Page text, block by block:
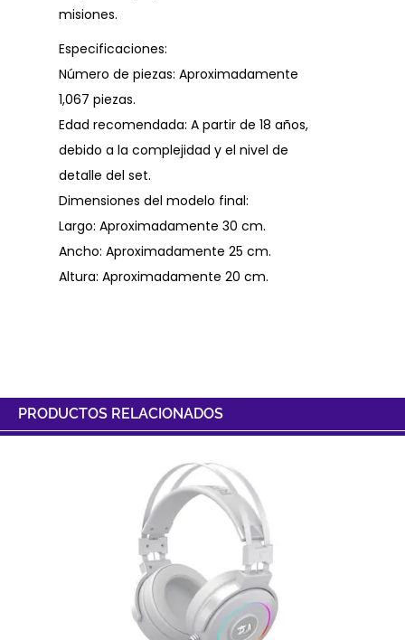
misiones.
Especificaciones:
Número de piezas: Aproximadamente
1,067 piezas.
Edad recomendada: A partir de 18 años,
debido a la complejidad y el nivel de
detalle del set.
Dimensiones del modelo final:
Largo: Aproximadamente 30 cm.
Ancho: Aproximadamente 25 cm.
Altura: Aproximadamente 20 cm.
PRODUCTOS RELACIONADOS